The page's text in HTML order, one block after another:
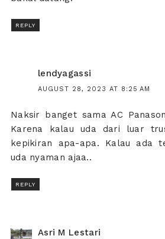
REPLY
lendyagassi
AUGUST 28, 2023 AT 8:25 AM
Naksir banget sama AC
Karena kalau uda dari luar
kepikiran apa-apa. Kalau ada
uda nyaman ajaa..
REPLY
Asri M Lestari